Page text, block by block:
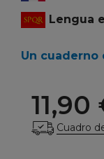
Lengua
Un cuaderno
11,90
Cuadro